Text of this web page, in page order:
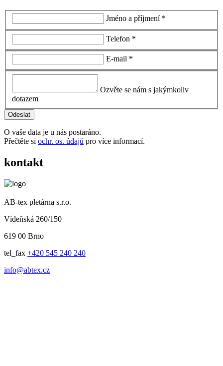
Jméno a příjmení *
Telefon *
E-mail *
Ozvěte se nám s jakýmkoliv
dotazem
O vaše data je u nás postaráno.
Přečtěte si ochr. os. údajů pro více informací.
kontakt
AB-tex pletárna s.r.o.
Vídeňská 260/150
619 00 Brno
tel_fax +420 545 240 240
info@abtex.cz